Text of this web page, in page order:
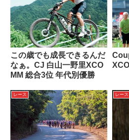
この歳でも成長できるんだ
なぁ。CJ 白山一野里XCO
MM 総合3位 年代別優勝
レース レース